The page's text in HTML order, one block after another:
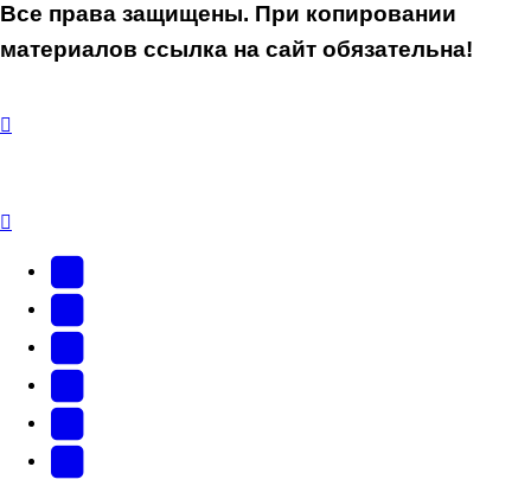
Все права защищены. При копировании
материалов ссылка на сайт обязательна!